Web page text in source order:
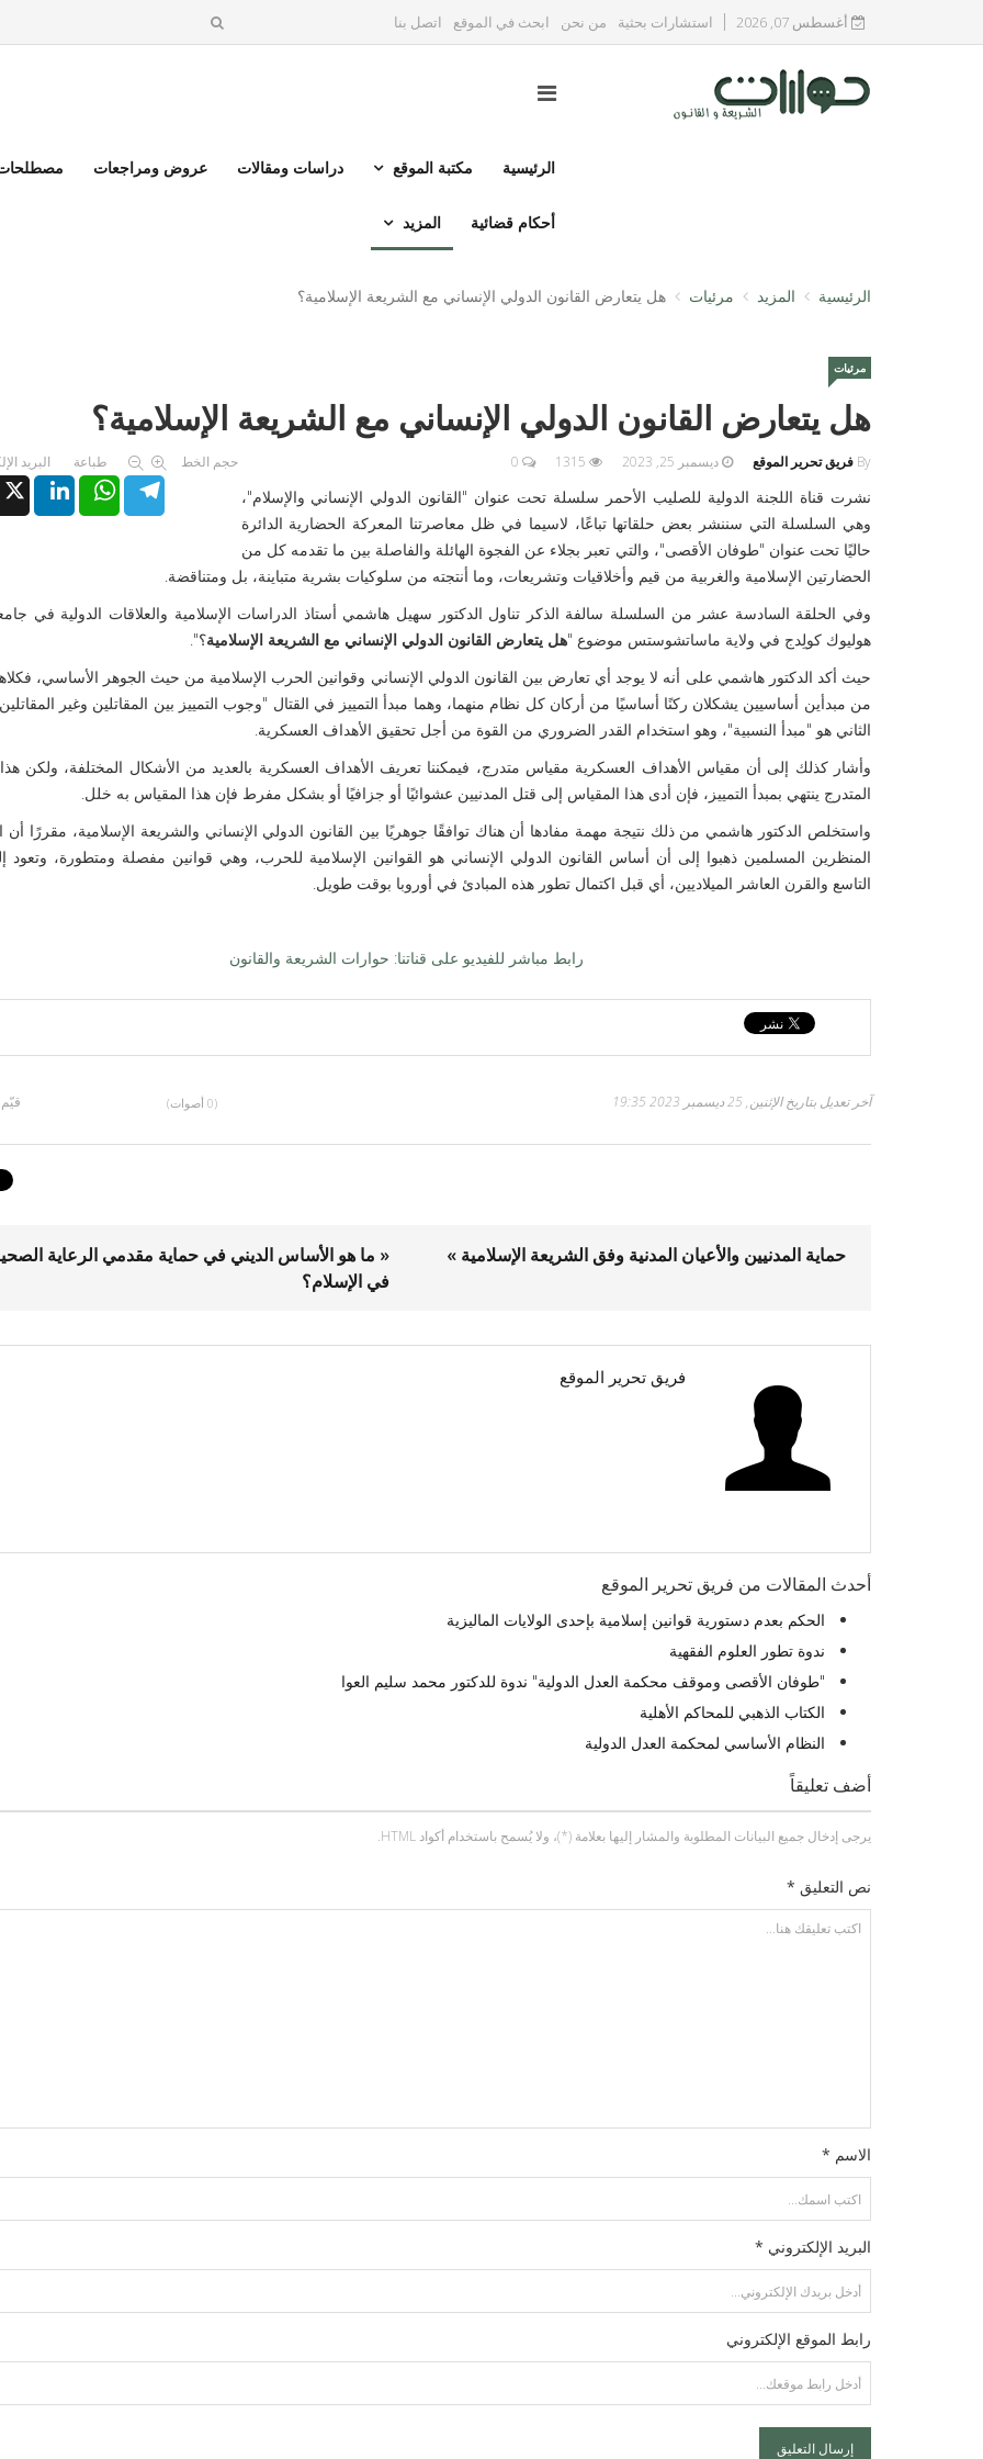
أغسطس 07, 2026 استشارات بحثية من نحن ابحث في الموقع اتصل بنا
الرئيسية مكتبة الموقع دراسات ومقالات عروض ومراجعات
أحكام قضائية المزيد
الرئيسية المزيد مرئيات هل يتعارض القانون الدولي الإنساني مع الشريعة الإسلامية؟
مرئيات
هل يتعارض القانون الدولي الإنساني مع الشريعة الإسلامية؟
By فريق تحرير الموقع ديسمبر 25, 2023 0 حجم الخط طباعة
البريد
X
LinkedInWhatsAppTelegram
نشرت قناة اللجنة الدولية للصليب الأحمر سلسلة تحت عنوان "القانون الدولي الإنساني والإسلام"،
وهي السلسلة التي سننشر بعض حلقاتها تباعًا، لاسيما في ظل معاصرتنا المعركة الحضارية الدائرة
حاليًا تحت عنوان "طوفان الأقصى"، والتي تعبر بجلاء عن الفجوة الهائلة والفاصلة بين ما تقدمه كل من
الحضارتين الإسلامية والغربية من قيم وأخلاقيات وتشريعات، وما أنتجته من سلوكيات بشرية متباينة، بل ومتناقضة.
وفي الحلقة السادسة عشر من السلسلة سالفة الذكر تناول الدكتور سهيل هاشمي أستاذ الدراسات الإسلامية والعلاقات الدولية في
هوليوك كولِدج في ولاية ماساتشوستس موضوع "هل يتعارض القانون الدولي الإنساني مع الشريعة الإسلامية؟".
حيث أكد الدكتور هاشمي على أنه لا يوجد أي تعارض بين القانون الدولي الإنساني وقوانين الحرب الإسلامية من حيث الجوهر الأساسي،
من مبدأين أساسيين يشكلان ركنًا أساسيًا من أركان كل نظام منهما، وهما مبدأ التمييز في القتال "وجوب التمييز بين المقاتلين وغير
الثاني هو "مبدأ النسبية"، وهو استخدام القدر الضروري من القوة من أجل تحقيق الأهداف العسكرية.
وأشار كذلك إلى أن مقياس الأهداف العسكرية مقياس متدرج، فيمكننا تعريف الأهداف العسكرية بالعديد من الأشكال المختلفة، ولكن
المتدرج ينتهي بمبدأ التمييز، فإن أدى هذا المقياس إلى قتل المدنيين عشوائيًا أو جزافيًا أو بشكل مفرط فإن هذا المقياس به خلل.
واستخلص الدكتور هاشمي من ذلك نتيجة مهمة مفادها أن هناك توافقًا جوهريًا بين القانون الدولي الإنساني والشريعة الإسلامية، مقررًا أن
المنظرين المسلمين ذهبوا إلى أن أساس القانون الدولي الإنساني هو القوانين الإسلامية للحرب، وهي قوانين مفصلة ومتطورة، وتعود
التاسع والقرن العاشر الميلاديين، أي قبل اكتمال تطور هذه المبادئ في أوروبا بوقت طويل.
رابط مباشر للفيديو على قناتنا: حوارات الشريعة والقانون
(0 أصوات) آخر تعديل بتاريخ الإثنين, 25 ديسمبر 2023 19:35
« ما هو الأساس الديني في حماية مقدمي الرعاية
في الإسلام؟
حماية المدنيين والأعيان المدنية وفق الشريعة الإسلامية »
فريق تحرير الموقع
أحدث المقالات من فريق تحرير الموقع
الحكم بعدم دستورية قوانين إسلامية بإحدى الولايات الماليزية
ندوة تطور العلوم الفقهية
"طوفان الأقصى وموقف محكمة العدل الدولية" ندوة للدكتور محمد سليم العوا
الكتاب الذهبي للمحاكم الأهلية
النظام الأساسي لمحكمة العدل الدولية
أضف تعليقاً
يرجى إدخال جميع البيانات المطلوبة والمشار إليها بعلامة (*)، ولا يُسمح باستخدام أكواد HTML.
نص التعليق *
الاسم *
البريد الإلكتروني *
رابط الموقع الإلكتروني